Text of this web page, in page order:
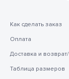
Как сделать заказ
Оплата
Доставка и
Таблица размеров